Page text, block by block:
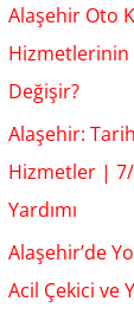
r
:
Alaşehir Oto
Hizmetlerinin
Değişir?
Alaşehir:
Hizmetler | 7/
Yardımı
Alaşehir’de
Acil Çekici ve